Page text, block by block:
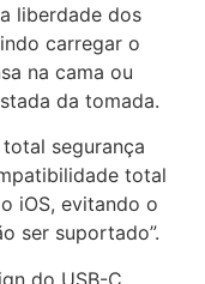
liberdade dos
carregar o
na cama ou
da tomada.
total segurança
total
iOS, evitando o
ser suportado”.
do USB-C